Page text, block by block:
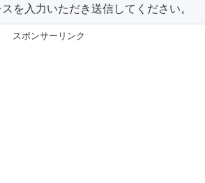
を入力いただき送信してください。
スポンサーリンク